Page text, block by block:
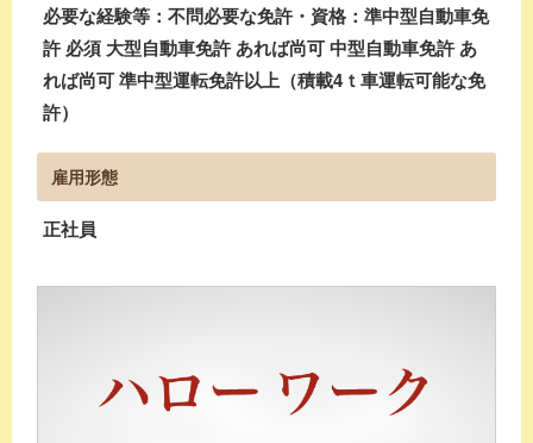
必要な経験等：不問必要な免許・資格：準中型自動車免
許 必須 大型自動車免許 あれば尚可 中型自動車免許 あ
れば尚可 準中型運転免許以上（積載4ｔ車運転可能な免
許）
雇用形態
正社員